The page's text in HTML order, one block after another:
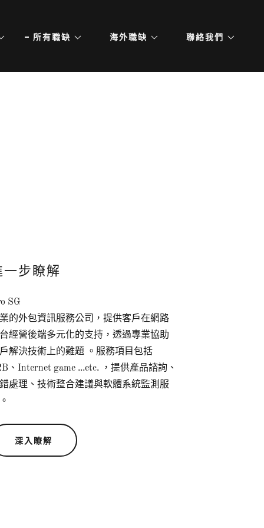
所有職缺 海外職缺 聯絡我們
一步瞭解
SG
的外包資訊服務公司，提供客戶在網路
經營後端多元化的支持，透過專業協助
解決技術上的難題 。服務項目包括
、Internet game ...etc. ，提供產品諮詢、
處理、技術整合建議與軟體系統監測服
深入瞭解